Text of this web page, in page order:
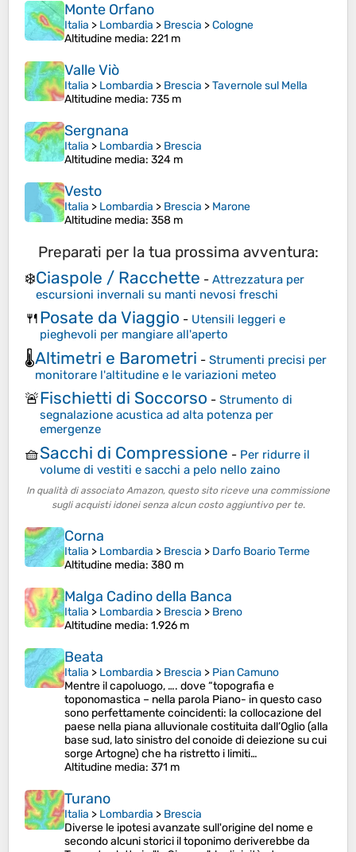
Monte Orfano
Italia > Lombardia > Brescia >Cologne
Altitudine media: 221 m
Valle Viò
Italia > Lombardia > Brescia >Tavernole sul Mella
Altitudine media: 735 m
Sergnana
Italia > Lombardia > Brescia
Altitudine media: 324 m
Vesto
Italia > Lombardia > Brescia > Marone
Altitudine media: 358 m
Preparati per la tua prossima avventura:
❄️Ciaspole / Racchette - Attrezzatura per
escursioni invernali su manti nevosi freschi
🍴Posate da Viaggio - Utensili leggeri e
pieghevoli per mangiare all'aperto
🌡️Altimetri e Barometri - Strumenti precisi per
monitorare l'altitudine e le variazioni meteo
🚨Fischietti di Soccorso - Strumento di
segnalazione acustica ad alta potenza per
emergenze
🧺Sacchi di Compressione - Per ridurre il
volume di vestiti e sacchi a pelo nello zaino
In qualità di associato Amazon, questo sito riceve una commissione
sugli acquisti idonei senza alcun costo aggiuntivo per te.
Corna
Italia > Lombardia > Brescia > Darfo Boario Terme
Altitudine media: 380 m
Malga Cadino della Banca
Italia > Lombardia > Brescia > Breno
Altitudine media: 1.926 m
Beata
Italia > Lombardia > Brescia > Pian Camuno
Mentre il capoluogo, …. dove “topografia e
toponomastica – nella parola Piano- in questo caso
sono perfettamente coincidenti: la collocazione del
paese nella piana alluvionale costituita dall’Oglio (alla
base sud, lato sinistro del conoide di deiezione su cui
sorge Artogne) che ha ristretto i limiti…
Altitudine media: 371 m
Turano
Italia > Lombardia > Brescia
Diverse le ipotesi avanzate sull'origine del nome e
secondo alcuni storici il toponimo deriverebbe da